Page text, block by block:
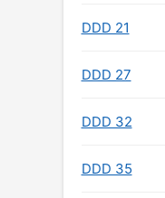
DDD 21
DDD 27
DDD 32
DDD 35